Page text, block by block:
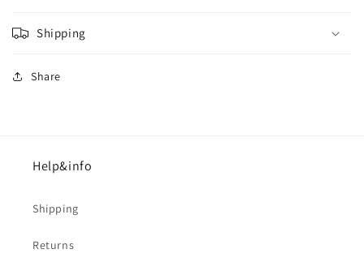
Shipping
Share
Help&info
Shipping
Returns